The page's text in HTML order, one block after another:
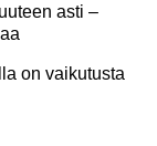
asti –
on vaikutusta